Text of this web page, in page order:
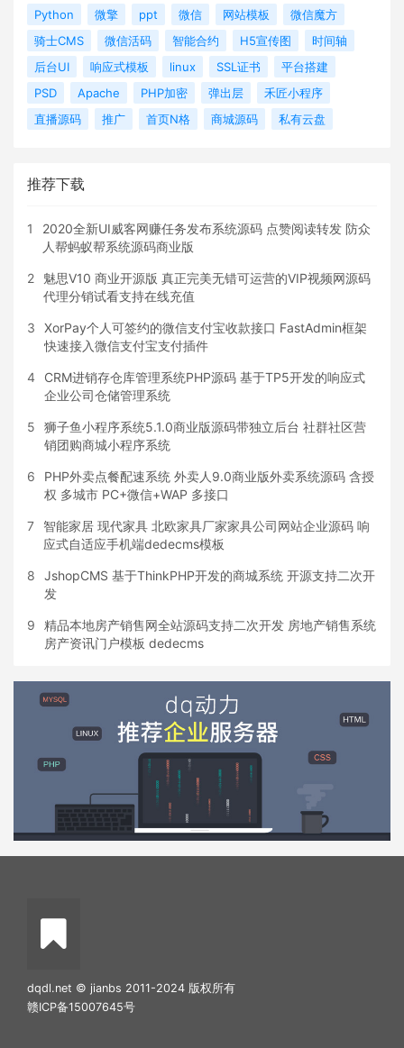
Python
微擎 ppt 微信 网站模板
微信魔方
骑士CMS
微信活码 智能合约 H5宣传图
时间轴
后台UI
响应式模板 linux SSL证书
平台搭建
PSD
Apache PHP加密 弹出层
禾匠小程序
直播源码
推广 首页N格 商城源码 私有云盘
推荐下载
1
2020全新UI威客网赚任务发布系统源码 点赞阅读转发 防众
人帮蚂蚁帮系统源码商业版
2
魅思V10 商业开源版 真正完美无错可运营的VIP视频网源码
代理分销试看支持在线充值
3
XorPay个人可签约的微信支付宝收款接口 FastAdmin框架
快速接入微信支付宝支付插件
4
CRM进销存仓库管理系统PHP源码 基于TP5开发的响应式
企业公司仓储管理系统
5
狮子鱼小程序系统5.1.0商业版源码带独立后台 社群社区营
销团购商城小程序系统
6
PHP外卖点餐配速系统 外卖人9.0商业版外卖系统源码 含授
权 多城市 PC+微信+WAP 多接口
7
智能家居 现代家具 北欧家具厂家家具公司网站企业源码 响
应式自适应手机端dedecms模板
8
JshopCMS 基于ThinkPHP开发的商城系统 开源支持二次开
发
9
精品本地房产销售网全站源码支持二次开发 房地产销售系统
房产资讯门户模板 dedecms
dqdl.net © jianbs 2011-2024 版权所有
赣ICP备15007645号